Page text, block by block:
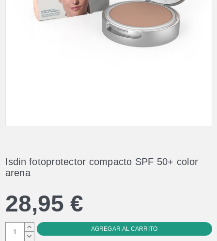
Isdin fotoprotector compacto SPF 50+ color
arena
28,95 €
AUMENTAR
CANTIDAD:
DISMINUIR